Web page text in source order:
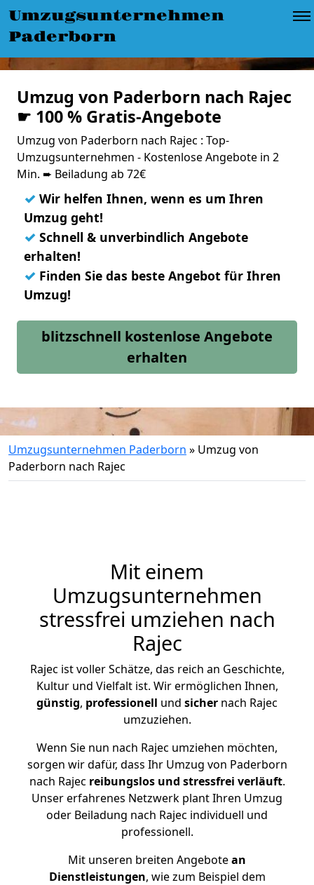
Umzugsunternehmen
Paderborn
Umzug von Paderborn nach Rajec
☛ 100 % Gratis-Angebote
Umzug von Paderborn nach Rajec : Top-
Umzugsunternehmen - Kostenlose Angebote in 2
Min. ➨ Beiladung ab 72€
✓ Wir helfen Ihnen, wenn es um Ihren
Umzug geht!
✓ Schnell & unverbindlich Angebote
erhalten!
✓ Finden Sie das beste Angebot für Ihren
Umzug!
blitzschnell kostenlose Angebote
erhalten
Umzugsunternehmen Paderborn » Umzug von
Paderborn nach Rajec
Mit einem
Umzugsunternehmen
stressfrei umziehen nach
Rajec
Rajec ist voller Schätze, das reich an Geschichte,
Kultur und Vielfalt ist. Wir ermöglichen Ihnen,
günstig, professionell und sicher nach Rajec
umzuziehen.
Wenn Sie nun nach Rajec umziehen möchten,
sorgen wir dafür, dass Ihr Umzug von Paderborn
nach Rajec reibungslos und stressfrei verläuft.
Unser erfahrenes Netzwerk plant Ihren Umzug
oder Beiladung nach Rajec individuell und
professionell.
Mit unseren breiten Angebotean
Dienstleistungen, wie zum Beispiel dem